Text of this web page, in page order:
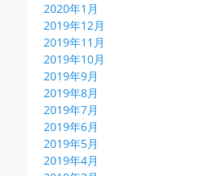
2020年1月
2019年12月
2019年11月
2019年10月
2019年9月
2019年8月
2019年7月
2019年6月
2019年5月
2019年4月